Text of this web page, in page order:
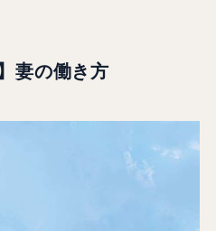
妻の働き方